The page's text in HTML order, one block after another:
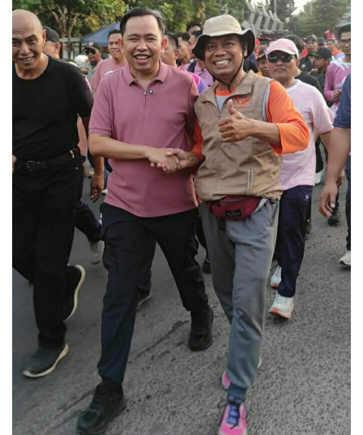
Dalam maklumat tersebut, Irjen Djoko mengatakan,
upaya tersebut merupakan langkah untuk mewujudkan
rasa aman dan kenyamanan kehidupan bermasyarakat
serta kelancaran lalu lintas di wilayah Nusa Tenggara
Pelaksanaan penyampaian pendapat di muka umum
dilarang menutup jalan, membawa senjata api, bahan
peledak, senjata tajam maupun senjata berbahaya
” kata Djoko dalam Maklumatnya.
Ditegaskannya, penutupan atau pemblokiran jalan yang
dilakukan dengan sengaja tanpa izin dengan
menggunakan batu, pohon, ban bekas maupun benda
lain, dapat dikenai pidana dengan ancaman hukuman 9
tahun penjara.